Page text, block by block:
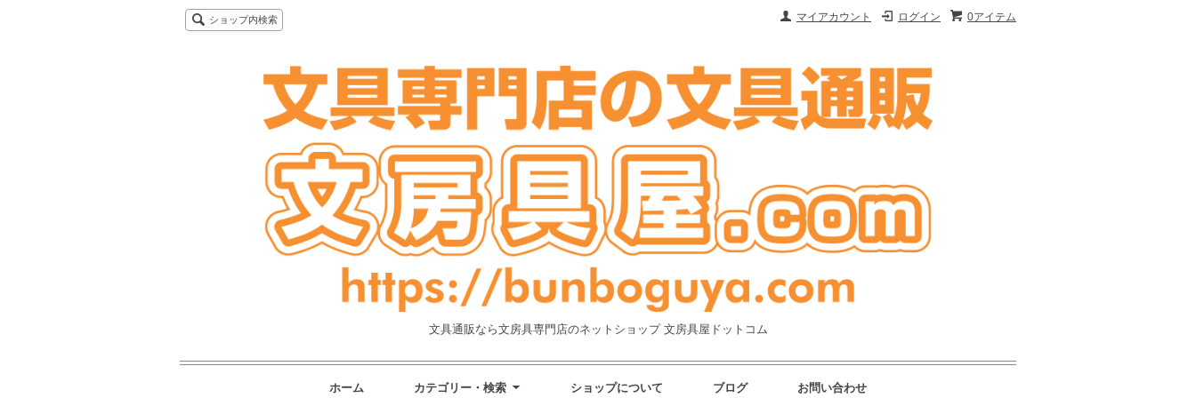
0アイテム
ログイン
マイアカウント
ショップ内検索
文具通販なら文房具専門店のネットショップ 文房具屋ドットコム
ホーム カテゴリー・検索 ショップについて ブログ お問い合わせ